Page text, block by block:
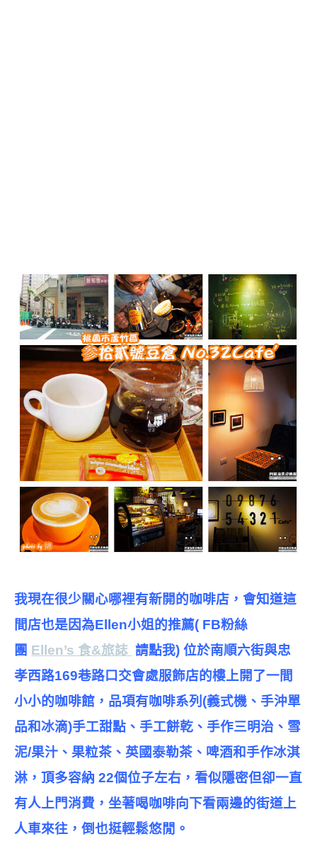
我現在很少關心哪裡有新開的咖啡店，會知道這
間店也是因為Ellen小姐的推薦( FB粉絲
團 Ellen’s 食&旅誌 請點我) 位於南順六街與忠
孝西路169巷路口交會處服飾店的樓上開了一間
小小的咖啡館，品項有咖啡系列(義式機、手沖單
品和冰滴)手工甜點、手工餅乾、手作三明治、雪
泥/果汁、果粒茶、英國泰勒茶、啤酒和手作冰淇
淋，頂多容納 22個位子左右，看似隱密但卻一直
有人上門消費，坐著喝咖啡向下看兩邊的街道上
人車來往，倒也挺輕鬆悠閒。